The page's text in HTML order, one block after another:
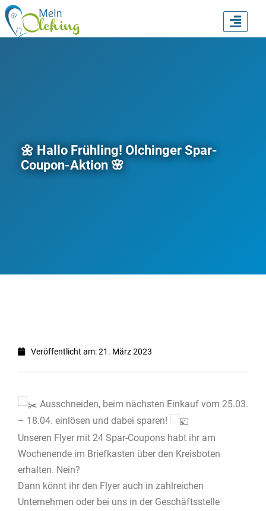
🌼 Hallo Frühling! Olchinger Spar-
Coupon-Aktion 🌸
Veröffentlicht am: 21. März 2023
Ausschneiden, beim nächsten Einkauf vom 25.03.
– 18.04. einlösen und dabei sparen!
Unseren Flyer mit 24 Spar-Coupons habt ihr am
Wochenende im Briefkasten über den Kreisboten
erhalten. Nein?
Dann könnt ihr den Flyer auch in zahlreichen
Unternehmen oder bei uns in der Geschäftsstelle